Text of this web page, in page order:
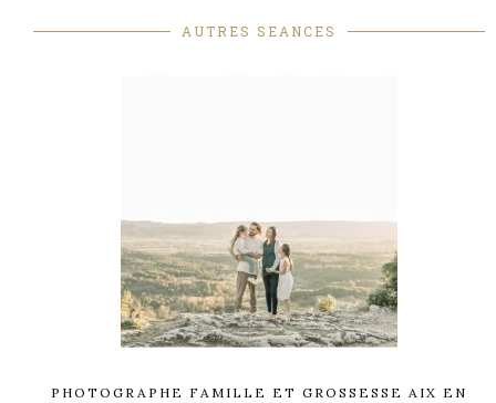
AUTRES SEANCES
PHOTOGRAPHE FAMILLE ET GROSSESSE AIX EN